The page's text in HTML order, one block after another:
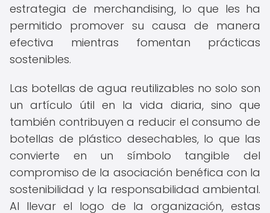
estrategia de merchandising, lo que les ha
permitido promover su causa de manera
efectiva mientras fomentan prácticas
sostenibles.
Las botellas de agua reutilizables no solo son
un artículo útil en la vida diaria, sino que
también contribuyen a reducir el consumo de
botellas de plástico desechables, lo que las
convierte en un símbolo tangible del
compromiso de la asociación benéfica con la
sostenibilidad y la responsabilidad ambiental.
Al llevar el logo de la organización, estas